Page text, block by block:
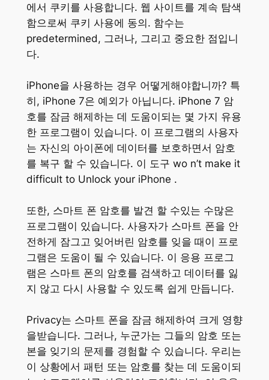
에서 쿠키를 사용합니다. 웹 사이트를 계속 탐색
함으로써 쿠키 사용에 동의. 함수는
predetermined, 그러나, 그리고 중요한 점입니
다.
iPhone을 사용하는 경우 어떻게해야합니까? 특
히, iPhone 7은 예외가 아닙니다. iPhone 7 암
호를 잠금 해제하는 데 도움이되는 몇 가지 유용
한 프로그램이 있습니다. 이 프로그램의 사용자
는 자신의 아이폰에 데이터를 보호하면서 암호
를 복구 할 수 있습니다. 이 도구 wo n’t make it
difficult to Unlock your iPhone .
또한, 스마트 폰 암호를 발견 할 수있는 수많은
프로그램이 있습니다. 사용자가 스마트 폰을 안
전하게 잠그고 잊어버린 암호를 잊을 때이 프로
그램은 도움이 될 수 있습니다. 이 응용 프로그
램은 스마트 폰의 암호를 검색하고 데이터를 잃
지 않고 다시 사용할 수 있도록 쉽게 만듭니다.
Privacy는 스마트 폰을 잠금 해제하여 크게 영향
을받습니다. 그러나, 누군가는 그들의 암호 또는
본을 잊기의 문제를 경험할 수 있습니다. 우리는
이 상황에서 패턴 또는 암호를 찾는 데 도움이되